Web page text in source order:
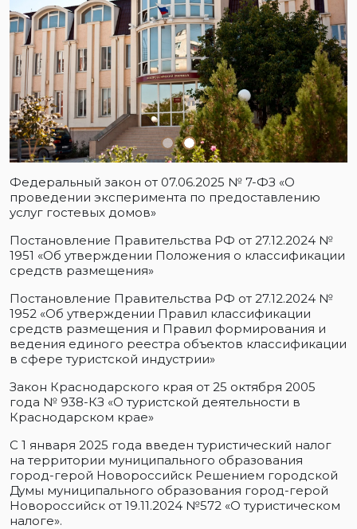
Федеральный закон от 07.06.2025 № 7-ФЗ «О
проведении эксперимента по предоставлению
услуг гостевых домов»
Постановление Правительства РФ от 27.12.2024 №
1951 «Об утверждении Положения о классификации
средств размещения»
Постановление Правительства РФ от 27.12.2024 №
1952 «Об утверждении Правил классификации
средств размещения и Правил формирования и
ведения единого реестра объектов классификации
в сфере туристской индустрии»
Закон Краснодарского края от 25 октября 2005
года № 938-КЗ «О туристской деятельности в
Краснодарском крае»
С 1 января 2025 года введен туристический налог
на территории муниципального образования
город-герой Новороссийск Решением городской
Думы муниципального образования город-герой
Новороссийск от 19.11.2024 №572 «О туристическом
налоге».